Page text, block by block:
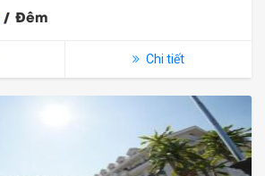
/ Đêm
Chi tiết